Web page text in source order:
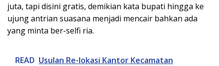
juta, tapi disini gratis, demikian kata bupati hingga ke
ujung antrian suasana menjadi mencair bahkan ada
yang minta ber-selfi ria.
READ Usulan Re-lokasi Kantor Kecamatan